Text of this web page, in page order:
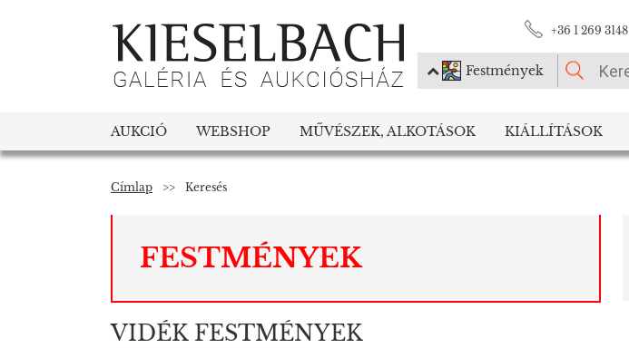
+36 1 269 3148
Festmények
Festmények
AUKCIÓ WEBSHOP MŰVÉSZEK, ALKOTÁSOK KIÁLLÍTÁSOK
Címlap >> Keresés
FESTMÉNYEK
VIDÉK FESTMÉNYEK